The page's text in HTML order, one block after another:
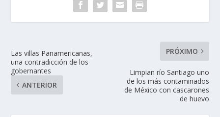
Las villas Panamericanas,
una contradicción de los
gobernantes
ANTERIOR
PRÓXIMO
Limpian río Santiago uno
de los más contaminados
de México con cascarones
de huevo